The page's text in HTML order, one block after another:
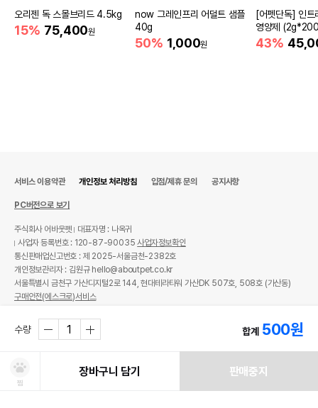
오리젠 독 스몰브리드 4.5kg
15% 75,400원
now 그레인프리 어덜트 샘플
40g
50% 1,000원
[어펫단독] 인트
영양제
43%
수량 합계 500원
찜
장바구니 담기 판매중지
서비스 이용약관 개인정보 처리방침 입점/제휴 문의 공지사항
PC버전으로 보기
주식회사 어바웃펫
대표자명 : 나옥귀
사업자 등록번호 : 120-87-90035사업자정보확인
통신판매업신고번호 : 제 2025-서울금천-2382호
개인정보관리자 : 김원규 hello@aboutpet.co.kr
서울특별시 금천구 가산디지털2로 144, 현대테라타워 가산DK 507호, 508호 (가산동)
구매안전(에스크로)서비스